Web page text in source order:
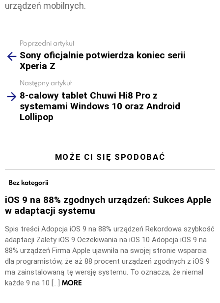
urządzeń mobilnych.
more
Poprzedni artykuł
Sony oficjalnie potwierdza koniec serii
Xperia Z
Następny artykuł
8-calowy tablet Chuwi Hi8 Pro z
systemami Windows 10 oraz Android
Lollipop
MOŻE CI SIĘ SPODOBAĆ
Bez kategorii
iOS 9 na 88% zgodnych urządzeń: Sukces Apple
w adaptacji systemu
Spis treści Adopcja iOS 9 na 88% urządzeń Rekordowa szybkość
adaptacji Zalety iOS 9 Oczekiwania na iOS 10 Adopcja iOS 9 na
88% urządzeń Firma Apple ujawniła na swojej stronie wsparcia
dla programistów, że aż 88 procent urządzeń zgodnych z iOS 9
ma zainstalowaną tę wersję systemu. To oznacza, że niemal
każde 9 na 10 […] MORE